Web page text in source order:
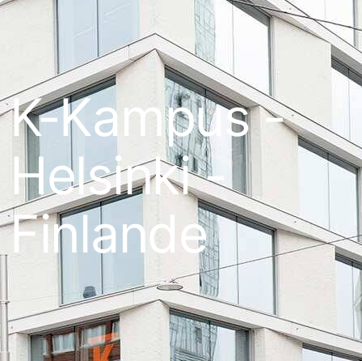
K-Kampus -
Helsinki -
Finlande